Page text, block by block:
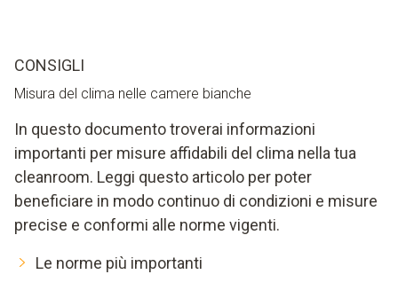
CONSIGLI
Misura del clima nelle camere bianche
In questo documento troverai informazioni
importanti per misure affidabili del clima nella tua
cleanroom. Leggi questo articolo per poter
beneficiare in modo continuo di condizioni e misure
precise e conformi alle norme vigenti.
Le norme più importanti